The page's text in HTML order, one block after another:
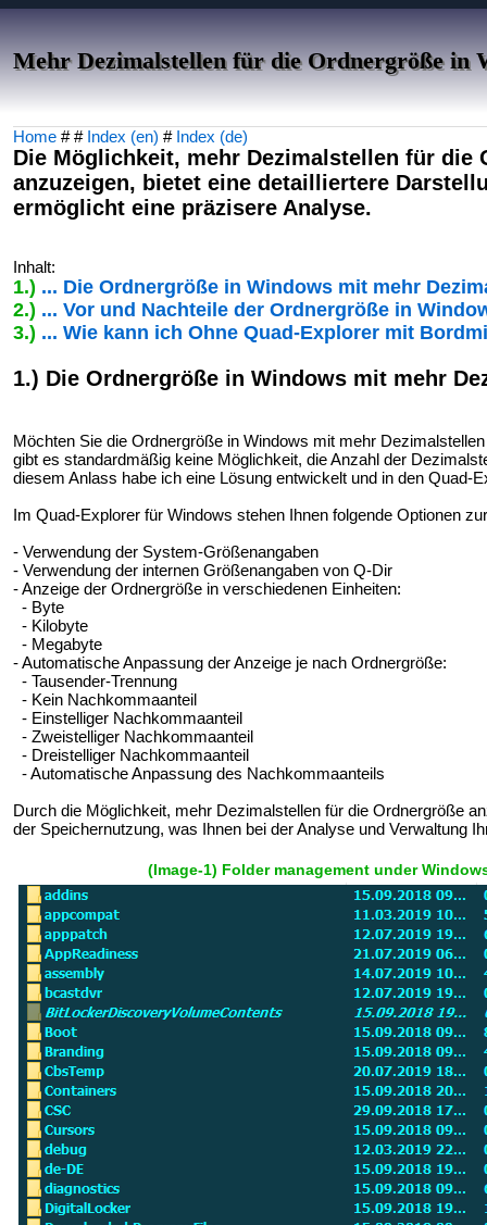
Mehr Dezimalstellen für die Ordnergröße in
Home # # Index (en) # Index (de)
Die Möglichkeit, mehr Dezimalstellen für die
anzuzeigen, bietet eine detailliertere
ermöglicht eine präzisere Analyse.
Inhalt:
1.) ... Die Ordnergröße in Windows mit mehr
2.) ... Vor und Nachteile der Ordnergröße in
3.) ... Wie kann ich Ohne Quad-Explorer mit
1.) Die Ordnergröße in Windows mit mehr
Möchten Sie die Ordnergröße in Windows mit mehr
gibt es standardmäßig keine Möglichkeit, die Anzahl der
diesem Anlass habe ich eine Lösung entwickelt und in den Quad-
Im Quad-Explorer für Windows stehen Ihnen folgende Optionen
- Verwendung der System-Größenangaben
- Verwendung der internen Größenangaben von Q-Dir
- Anzeige der Ordnergröße in verschiedenen Einheiten:
- Byte
- Kilobyte
- Megabyte
- Automatische Anpassung der Anzeige je nach Ordnergröße:
- Tausender-Trennung
- Kein Nachkommaanteil
- Einstelliger Nachkommaanteil
- Zweistelliger Nachkommaanteil
- Dreistelliger Nachkommaanteil
- Automatische Anpassung des Nachkommaanteils
Durch die Möglichkeit, mehr Dezimalstellen für die Ordnergröße
der Speichernutzung, was Ihnen bei der Analyse und Verwaltung
(Image-1) Folder management under